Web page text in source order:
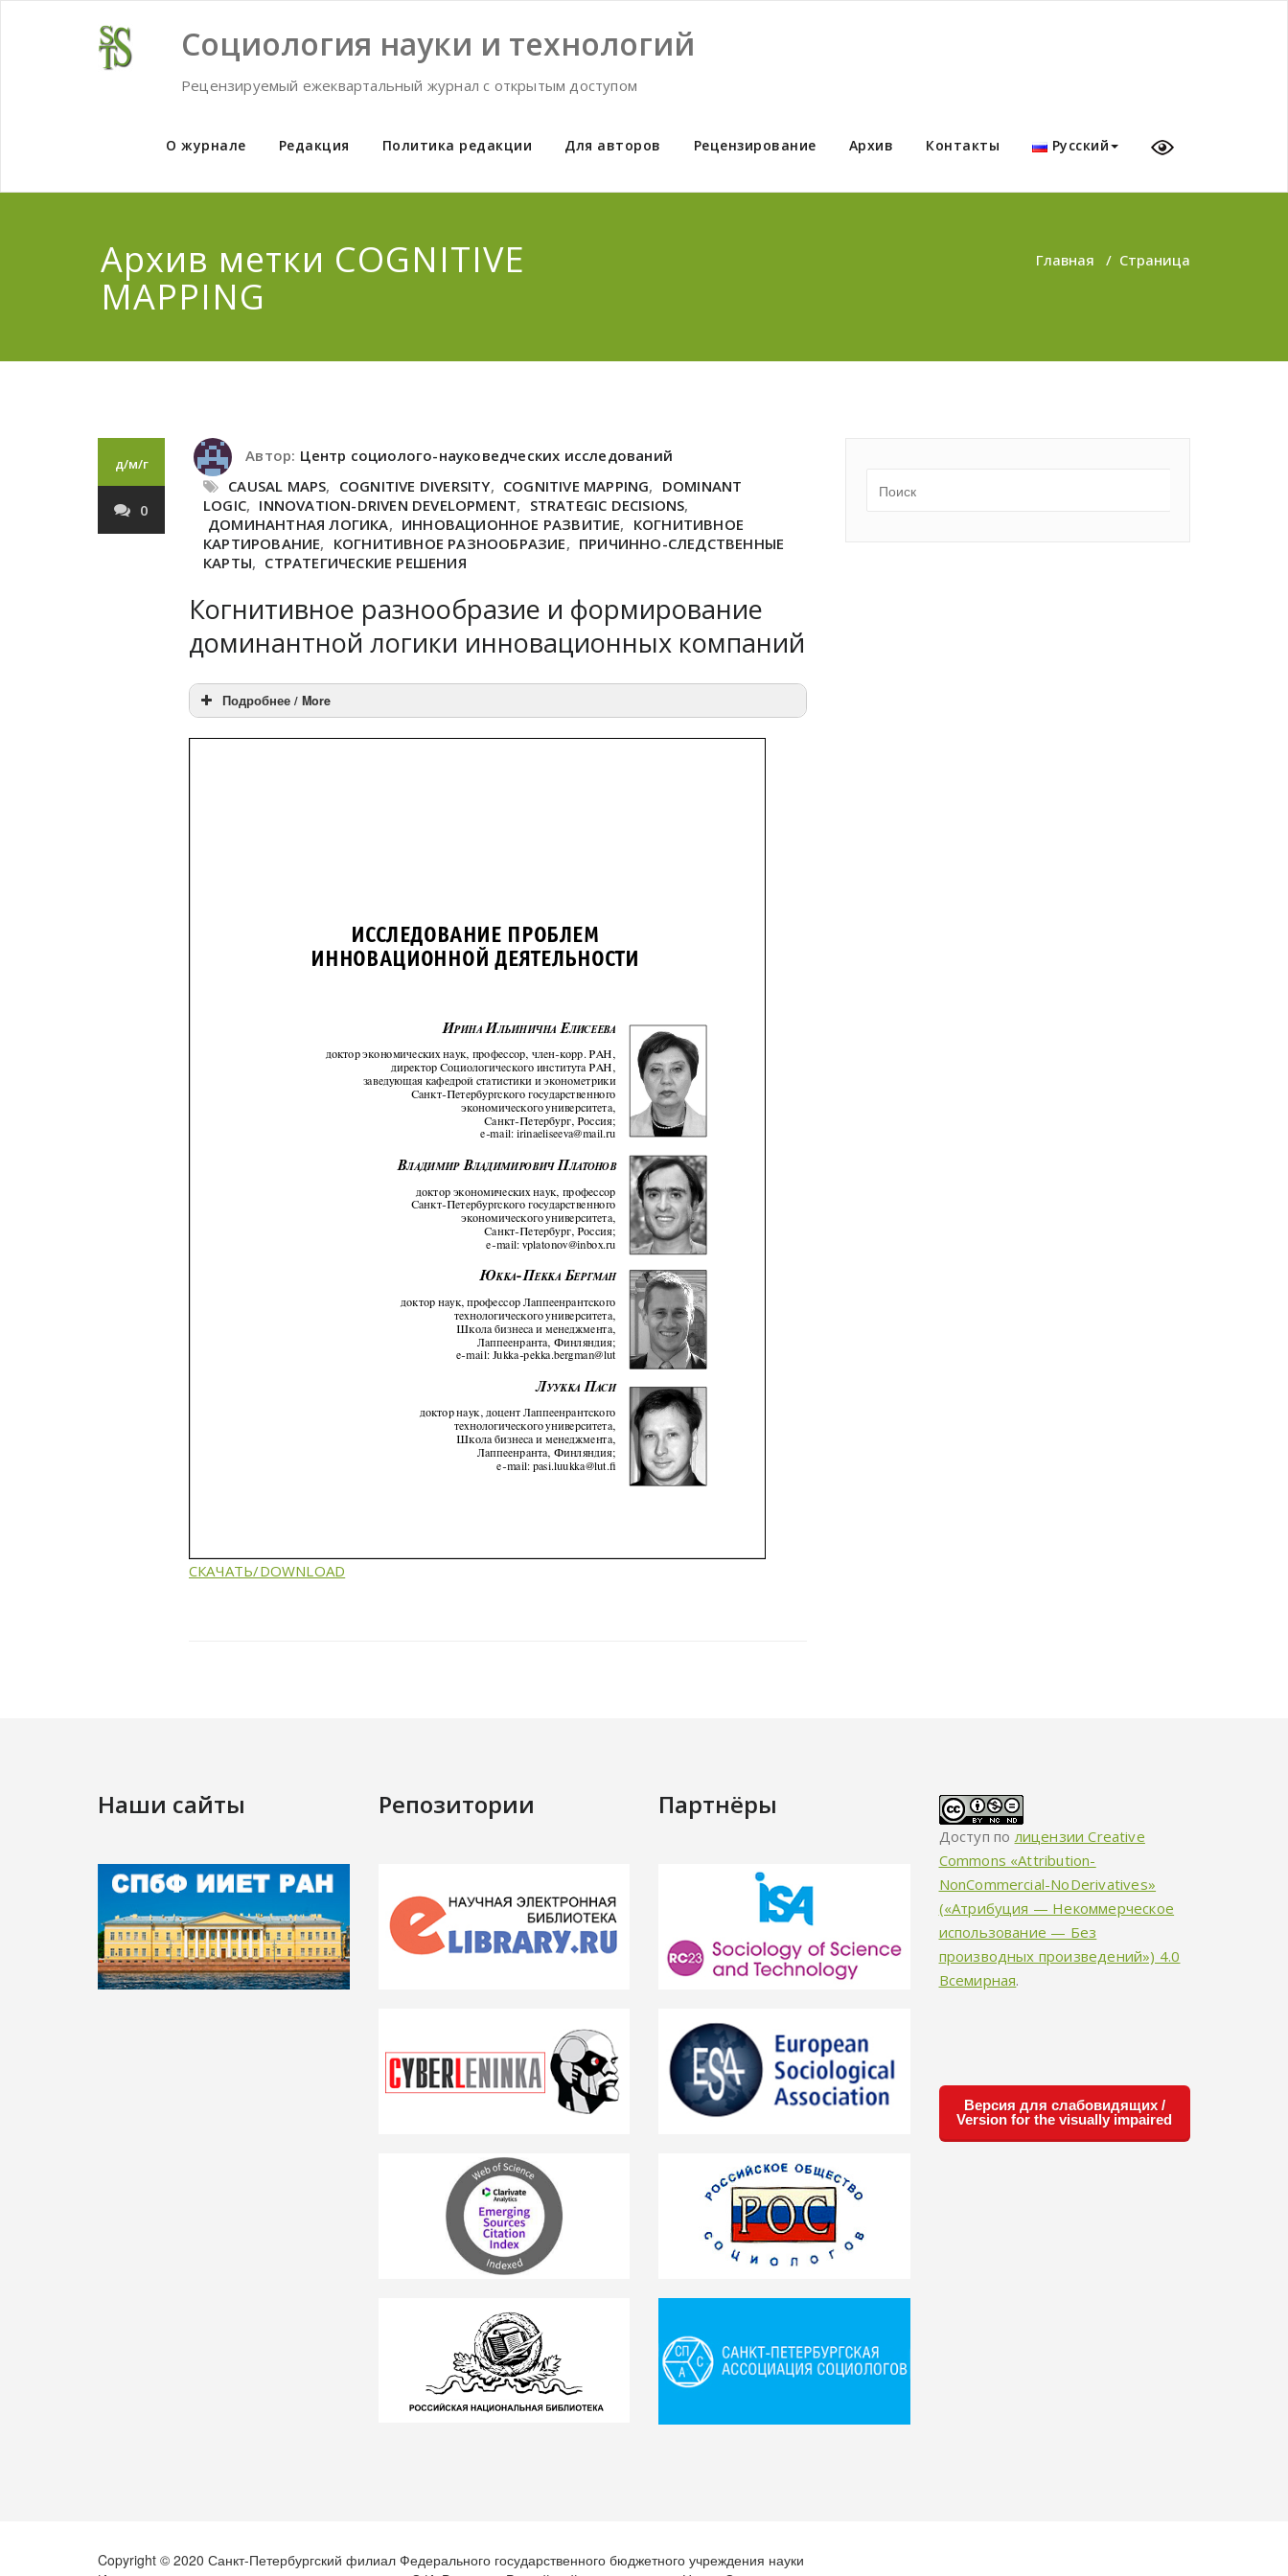
Социология науки и технологий
Рецензируемый ежеквартальный журнал с открытым доступом
О журнале Редакция Политика редакции Для авторов Рецензирование Архив Контакты Русский
Архив метки COGNITIVE
MAPPING
Главная / Страница
д/м/г
0
Автор: Центр социолого-науковедческих исследований
CAUSAL MAPS, COGNITIVE DIVERSITY, COGNITIVE MAPPING, DOMINANT
LOGIC, INNOVATION-DRIVEN DEVELOPMENT, STRATEGIC DECISIONS,
ДОМИНАНТНАЯ ЛОГИКА, ИННОВАЦИОННОЕ РАЗВИТИЕ, КОГНИТИВНОЕ
КАРТИРОВАНИЕ, КОГНИТИВНОЕ РАЗНООБРАЗИЕ, ПРИЧИННО-СЛЕДСТВЕННЫЕ
КАРТЫ, СТРАТЕГИЧЕСКИЕ РЕШЕНИЯ
Когнитивное разнообразие и формирование
доминантной логики инновационных компаний
Подробнее / More
СКАЧАТЬ/DOWNLOAD
Наши сайты Репозитории Партнёры
Доступ по лицензии Creative
Commons «Attribution-
NonCommercial-NoDerivatives»
(«Атрибуция — Некоммерческое
использование — Без
производных произведений») 4.0
Всемирная.
Версия для слабовидящих /
Version for the visually impaired
Copyright © 2020 Санкт-Петербургский филиал Федерального государственного бюджетного учреждения науки